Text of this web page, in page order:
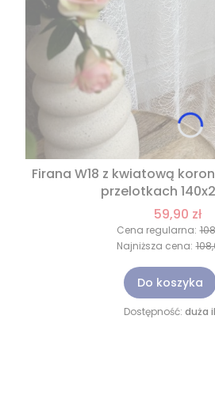
Firana W18 z kwiatową
przelotkach
59,90 zł
Cena regularna:
Najniższa cena:
Do koszyka
Dostępność: duża